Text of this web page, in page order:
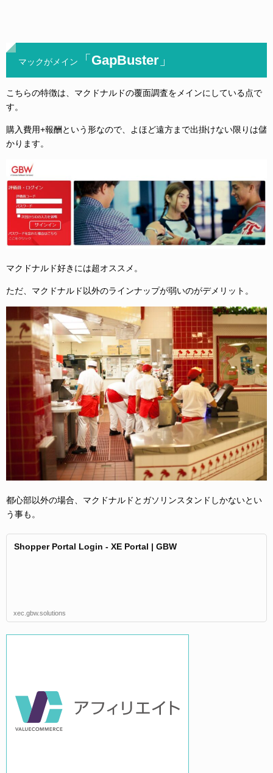
マックがメイン 「GapBuster」
こちらの特徴は、マクドナルドの覆面調査をメインにしている点で
す。
購入費用+報酬という形なので、よほど遠方まで出掛けない限りは儲
かります。
マクドナルド好きには超オススメ。
ただ、マクドナルド以外のラインナップが弱いのがデメリット。
都心部以外の場合、マクドナルドとガソリンスタンドしかないとい
う事も。
Shopper Portal Login - XE Portal | GBW
xec.gbw.solutions